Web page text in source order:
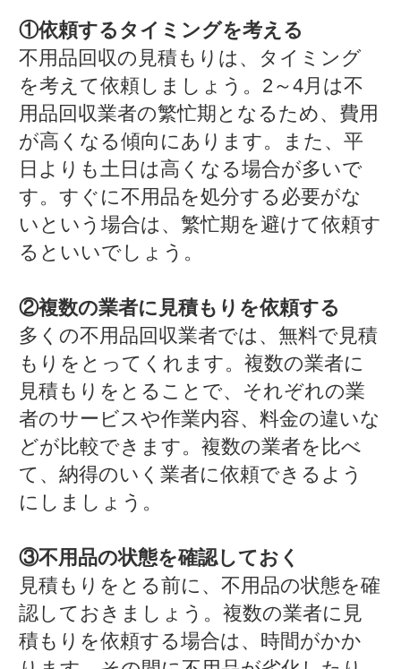
①依頼するタイミングを考える
不用品回収の見積もりは、タイミング
を考えて依頼しましょう。2～4月は不
用品回収業者の繁忙期となるため、費用
が高くなる傾向にあります。また、平
日よりも土日は高くなる場合が多いで
す。すぐに不用品を処分する必要がな
いという場合は、繁忙期を避けて依頼す
るといいでしょう。
②複数の業者に見積もりを依頼する
多くの不用品回収業者では、無料で見積
もりをとってくれます。複数の業者に
見積もりをとることで、それぞれの業
者のサービスや作業内容、料金の違いな
どが比較できます。複数の業者を比べ
て、納得のいく業者に依頼できるよう
にしましょう。
③不用品の状態を確認しておく
見積もりをとる前に、不用品の状態を確
認しておきましょう。複数の業者に見
積もりを依頼する場合は、時間がかか